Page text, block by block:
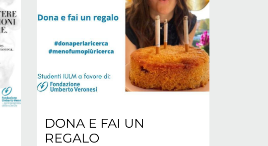
DONA E FAI UN
REGALO